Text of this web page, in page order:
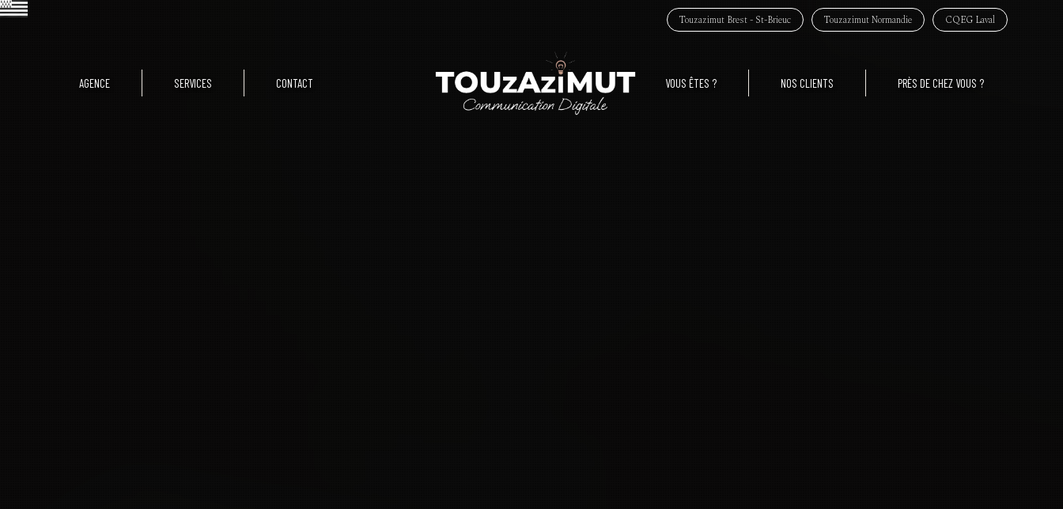
Touzazimut Brest - St-Brieuc Touzazimut Normandie CQEG Laval
AGENCE SERVICES CONTACT VOUS ÊTES ? NOS CLIENTS PRÈS DE CHEZ VOUS ?